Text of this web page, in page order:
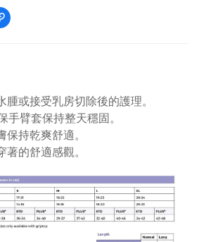
或接受乳房切除後的護理。
臂套保持整天穩固。
持乾爽舒適。
的舒適感觀。